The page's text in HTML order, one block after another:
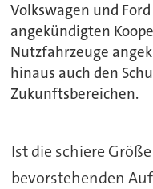
Volkswagen und
angekündigten
Nutzfahrzeuge
hinaus auch den
Zukunftsbereichen.
Ist die schiere
bevorstehenden